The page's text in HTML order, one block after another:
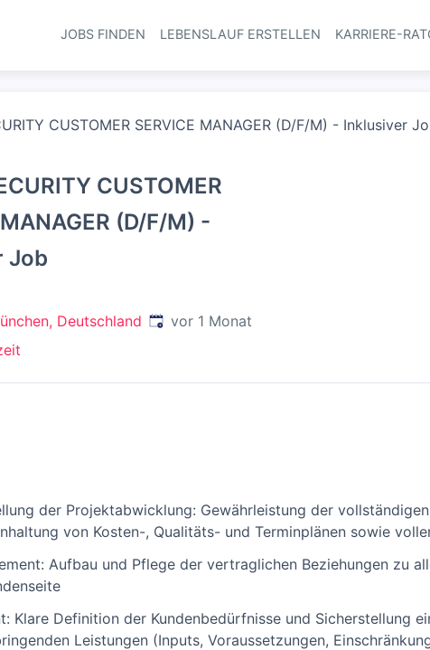
Haupt-
JOBS FINDEN LEBENSLAUF ERSTELLEN KARRIERE-
CUSTOMER SERVICE MANAGER (D/F/M) - Inklusiver
CUSTOMER
(D/F/M) -
Job
Deutschland Veröffentlicht:
vor 1 Monat
der Projektabwicklung: Gewährleistung der
von Kosten-, Qualitäts- und Terminplänen sowie
Aufbau und Pflege der vertraglichen Beziehungen zu
Klare Definition der Kundenbedürfnisse und Sicherstellung
Leistungen (Inputs, Voraussetzungen,